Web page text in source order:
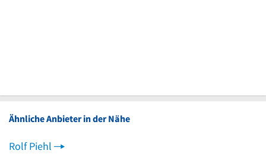
Ähnliche Anbieter in der Nähe
Rolf Piehl